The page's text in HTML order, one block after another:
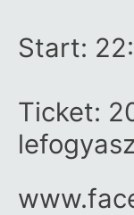
Start:
Ticket: